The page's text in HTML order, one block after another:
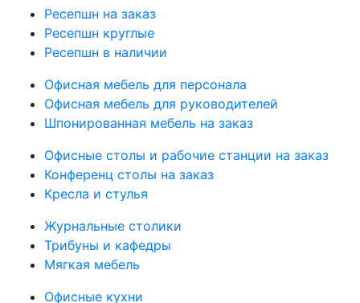
Ресепшн на заказ
Ресепшн круглые
Ресепшн в наличии
Офисная мебель для персонала
Офисная мебель для руководителей
Шпонированная мебель на заказ
Офисные столы и рабочие станции на заказ
Конференц столы на заказ
Кресла и стулья
Журнальные столики
Трибуны и кафедры
Мягкая мебель
Офисные кухни